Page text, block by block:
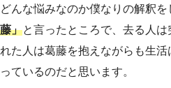
どんな悩みなのか僕なりの解釈を
藤」と言ったところで、去る人
れた人は葛藤を抱えながらも生
っているのだと思います。